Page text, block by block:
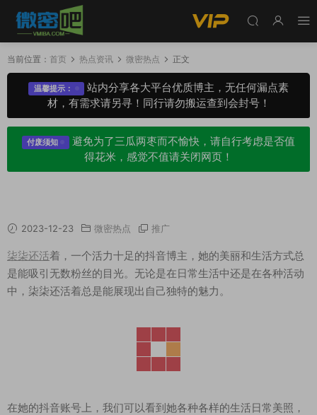
当前位置： 首页 热点资讯 微密热点 正文
温馨提示：
站内分享各大平台优质博主，无任何漏点素
材，有需求请另寻！同行请勿搬运查到会封号！
付废须知
避免为了三瓜两枣而不愉快，请自行考虑是否值
得花米，感觉不值请关闭网页！
2023-12-23 微密热点 推广
柒柒还活着，一个活力十足的抖音博主，她的美丽和生活方式总
是能吸引无数粉丝的目光。无论是在日常生活中还是在各种活动
中，柒柒还活着总是能展现出自己独特的魅力。
在她的抖音账号上，我们可以看到她各种各样的生活日常美照，